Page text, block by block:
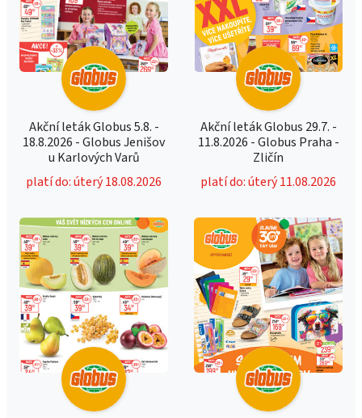
Akční leták Globus 5.8. -
18.8.2026 - Globus Jenišov
u Karlových Varů
platí do: úterý 18.08.2026
Akční leták Globus 29.7. -
11.8.2026 - Globus Praha -
Zličín
platí do: úterý 11.08.2026